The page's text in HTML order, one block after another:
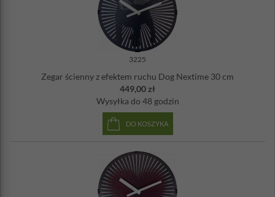
3225
Zegar ścienny z efektem ruchu Dog Nextime 30 cm
449,00 zł
Wysyłka do 48 godzin
DO KOSZYKA